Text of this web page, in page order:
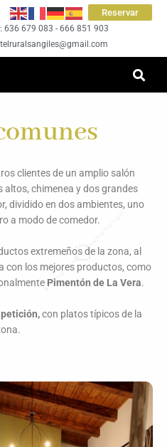
Reservar
636 679 083 - 666 851 903
clientes de un amplio salón
chimenea y dos grandes
dividido en dos ambientes, uno
a modo de comedor.
extremeños de la zona, al
con los mejores productos, como
Pimentón de La Vera.
con platos típicos de la